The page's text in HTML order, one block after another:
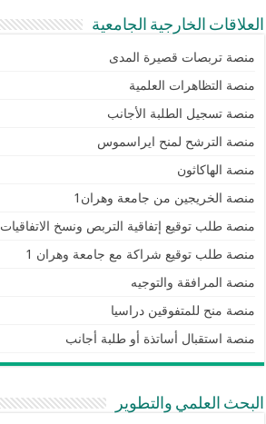
العلاقات الخارجية الجامعية
منصة تربصات قصيرة المدى
منصة التظاهرات العلمية
منصة تسجيل الطلبة الأجانب
منصة الترشح لمنح ايراسموس
منصة الهاكاثون
منصة الخريجين من جامعة وهران1
منصة طلب توقيع إتفاقية التربص ونسخ الاتفاقيات
منصة طلب توقيع شراكة مع جامعة وهران 1
منصة المرافقة والتوجيه
منصة منح للمتفوقين دراسيا
منصة استقبال أساتذة أو طلبة أجانب
البحث العلمي والتطوير